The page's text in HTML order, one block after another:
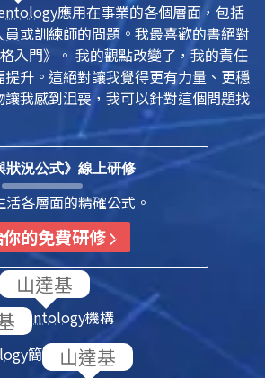
應用在事業的各個層面，包括
或訓練師的問題。我最喜歡的書絕對
入門》。 我的觀點改變了，我的責任
升。這絕對讓我覺得更有力量、更穩
我感到沮喪，我可以針對這個問題找
狀況公式》線上研修
各層面的精確公式。
的免費研修
Scientology機構
簡介》小冊子